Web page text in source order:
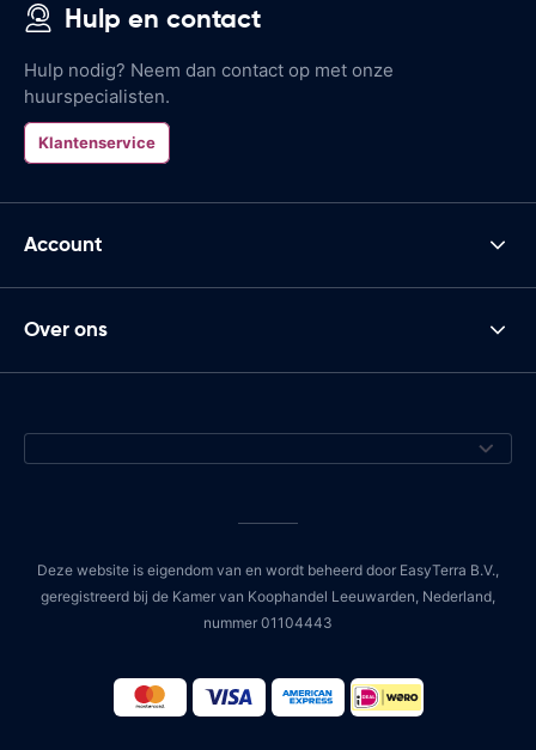
Hulp en contact
Hulp nodig? Neem dan contact op met onze
huurspecialisten.
Klantenservice
Account
Over ons
Deze website is eigendom van en wordt beheerd door EasyTerra B.V.,
geregistreerd bij de Kamer van Koophandel Leeuwarden, Nederland,
nummer 01104443